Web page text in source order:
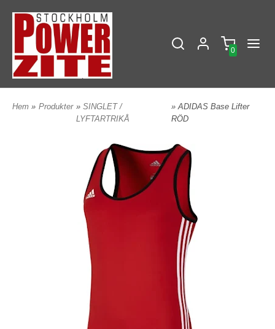
0
Hem » Produkter » SINGLET /
LYFTARTRIKÅ
» ADIDAS Base Lifter
RÖD